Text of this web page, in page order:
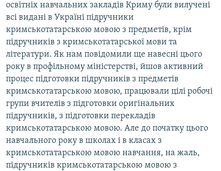
освітніх навчальних закладів Криму були вилучені
всі видані в Україні підручники
кримськотатарською мовою з предметів, крім
підручників з кримськотатарської мови та
літератури. Як нам повідомили ще навесні цього
року в профільному міністерстві, йшов активний
процес підготовки підручників з предметів
кримськотатарською мовою, працювали цілі робочі
групи вчителів з підготовки оригінальних
підручників, з підготовки перекладів
кримськотатарською мовою. Але до початку цього
навчального року в школах і в класах з
кримськотатарською мовою навчання, на жаль,
підручників кримськотатарською мовою з